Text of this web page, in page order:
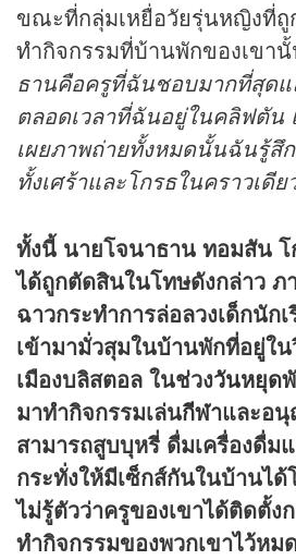
ขณะที่กลุ่มเหยื่อวัยรุ่นหญิงที่ถู
ทำกิจกรรมที่บ้านพักของเขา
ธานคือครูที่ฉันชอบมากที่สุดแ
ตลอดเวลาที่ฉันอยู่ในคลิฟตัน
เผยภาพถ่ายทั้งหมดนั้นฉันรู้สึ
ทั้งเศร้าและโกรธในคราวเดี
ทั้งนี้ นายโจนาธาน ทอมสัน โ
ได้ถูกตัดสินในโทษดังกล่าว ภ
ฉาวกระทำการล่อลวงเด็กนัก
เข้ามามั่วสุมในบ้านพักที่อยู่ใ
เมืองบลิสตอล ในช่วงวันหยุด
มาทำกิจกรรมเล่นกีฬาและอ
สามารถสูบบุหรี่ ดื่มเครื่องดื่ม
กระทั่งให้มีเซ็กส์กันในบ้านได้
ไม่รู้ตัวว่าครูของเขาได้ติดตั้ง
ทำกิจกรรมของพวกเขาไว้หม